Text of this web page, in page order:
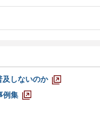
しないのか
例集